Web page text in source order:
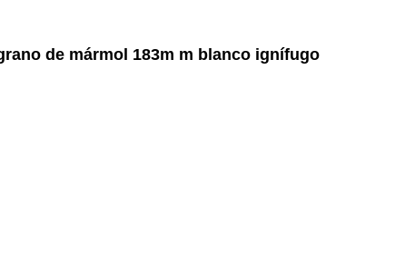
de mármol 183m m blanco ignífugo